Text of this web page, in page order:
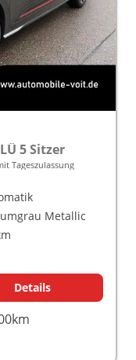
5 Sitzer
Tageszulassung
Metallic
Details